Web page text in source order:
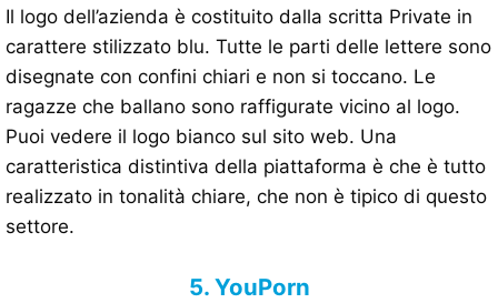
Il logo dell’azienda è costituito dalla scritta Private in
carattere stilizzato blu. Tutte le parti delle lettere sono
disegnate con confini chiari e non si toccano. Le
ragazze che ballano sono raffigurate vicino al logo.
Puoi vedere il logo bianco sul sito web. Una
caratteristica distintiva della piattaforma è che è tutto
realizzato in tonalità chiare, che non è tipico di questo
settore.
5. YouPorn